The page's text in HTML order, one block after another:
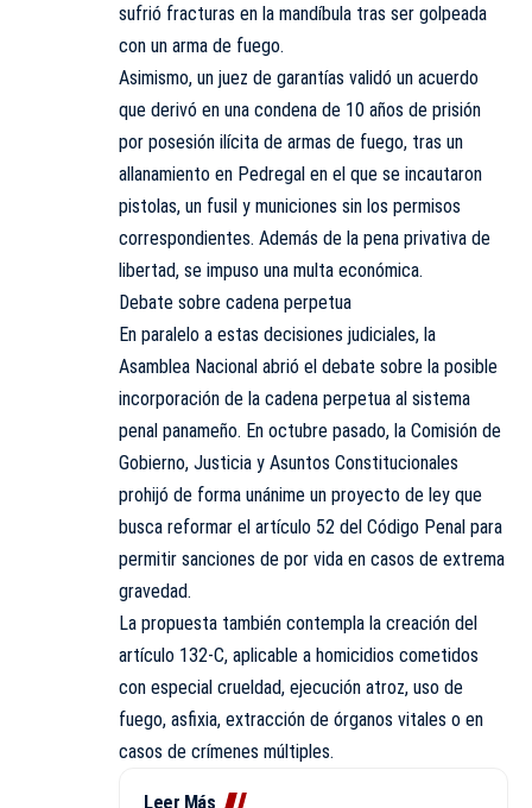
sufrió fracturas en la mandíbula tras ser golpeada
con un arma de fuego.
Asimismo, un juez de garantías validó un acuerdo
que derivó en una condena de 10 años de prisión
por posesión ilícita de armas de fuego, tras un
allanamiento en Pedregal en el que se incautaron
pistolas, un fusil y municiones sin los permisos
correspondientes. Además de la pena privativa de
libertad, se impuso una multa económica.
Debate sobre cadena perpetua
En paralelo a estas decisiones judiciales, la
Asamblea Nacional abrió el debate sobre la posible
incorporación de la cadena perpetua al sistema
penal panameño. En octubre pasado, la Comisión de
Gobierno, Justicia y Asuntos Constitucionales
prohijó de forma unánime un proyecto de ley que
busca reformar el artículo 52 del Código Penal para
permitir sanciones de por vida en casos de extrema
gravedad.
La propuesta también contempla la creación del
artículo 132-C, aplicable a homicidios cometidos
con especial crueldad, ejecución atroz, uso de
fuego, asfixia, extracción de órganos vitales o en
casos de crímenes múltiples.
Leer Más